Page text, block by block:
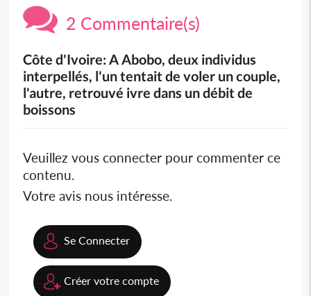
2 Commentaire(s)
Côte d'Ivoire: A Abobo, deux individus
interpellés, l'un tentait de voler un couple,
l'autre, retrouvé ivre dans un débit de
boissons
Veuillez vous connecter pour commenter ce
contenu.
Votre avis nous intéresse.
Se Connecter
Créer votre compte